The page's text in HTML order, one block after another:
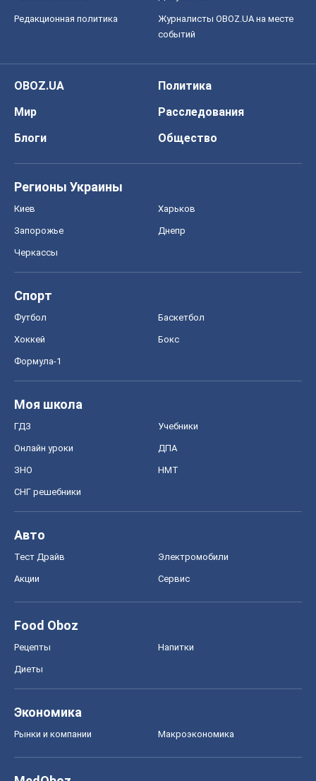
Редакционная политика
Журналисты OBOZ.UA на месте
событий
OBOZ.UA
Политика
Мир
Расследования
Блоги
Общество
Регионы Украины
Киев Харьков
Запорожье Днепр
Черкассы
Спорт
Футбол Баскетбол
Хоккей Бокс
Формула-1
Моя школа
ГДЗ Учебники
Онлайн уроки ДПА
ЗНО НМТ
СНГ решебники
Авто
Тест Драйв Электромобили
Акции Сервис
Food Oboz
Рецепты Напитки
Диеты
Экономика
Рынки и компании Mакроэкономика